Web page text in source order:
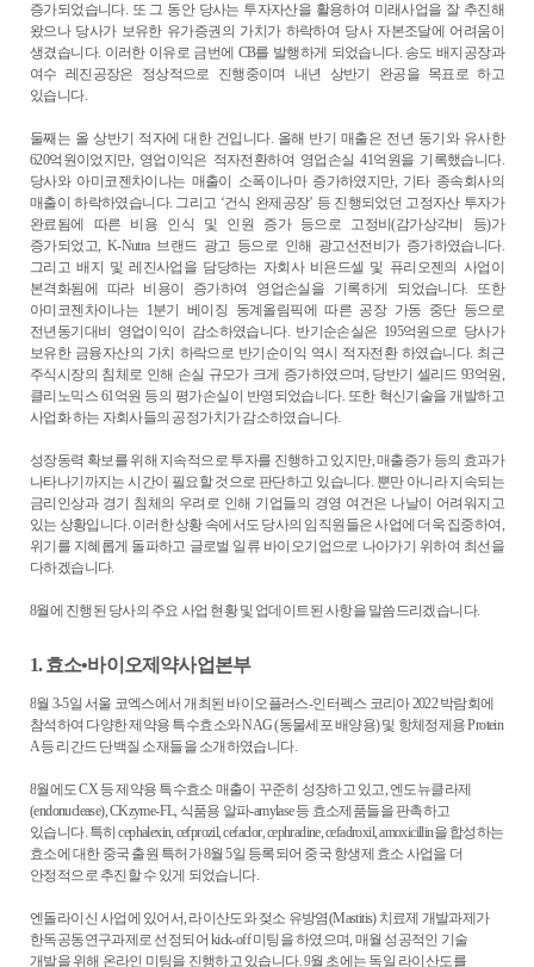
증가되었습니다. 또 그 동안 당사는 투자자산을 활용하여 미래사업을 잘 추진해
왔으나 당사가 보유한 유가증권의 가치가 하락하여 당사 자본조달에 어려움이
생겼습니다. 이러한 이유로 금번에 CB를 발행하게 되었습니다. 송도 배지공장과
여수 레진공장은 정상적으로 진행중이며 내년 상반기 완공을 목표로 하고
있습니다.
둘째는 올 상반기 적자에 대한 건입니다. 올해 반기 매출은 전년 동기와 유사한
620억원이었지만, 영업이익은 적자전환하여 영업손실41억원을 기록했습니다.
당사와 아미코젠차이나는 매출이 소폭이나마 증가하였지만, 기타 종속회사의
매출이 하락하였습니다. 그리고 ‘건식 완제공장’ 등 진행되었던 고정자산 투자가
완료됨에 따른 비용 인식 및 인원 증가 등으로 고정비(감가상각비 등)가
증가되었고, K-Nutra 브랜드 광고 등으로 인해 광고선전비가 증가하였습니다.
그리고 배지 및 레진사업을 담당하는 자회사 비욘드셀 및 퓨리오젠의 사업이
본격화됨에 따라 비용이 증가하여 영업손실을 기록하게 되었습니다. 또한
아미코젠차이나는 1분기 베이징 동계올림픽에 따른 공장 가동 중단 등으로
전년동기대비 영업이익이 감소하였습니다. 반기순손실은 195억원으로 당사가
보유한 금융자산의 가치 하락으로 반기순이익 역시 적자전환 하였습니다. 최근
주식시장의 침체로 인해 손실 규모가 크게 증가하였으며, 당반기 셀리드 93억원,
클리노믹스 61억원 등의 평가손실이 반영되었습니다. 또한 혁신기술을 개발하고
사업화 하는 자회사들의 공정가치가 감소하였습니다.
성장동력 확보를 위해 지속적으로 투자를 진행하고 있지만,매출증가 등의 효과가
나타나기까지는 시간이 필요할 것으로 판단하고 있습니다. 뿐만 아니라 지속되는
금리인상과 경기 침체의 우려로 인해 기업들의 경영 여건은 나날이 어려워지고
있는 상황입니다. 이러한 상황 속에서도 당사의 임직원들은 사업에 더욱 집중하여,
위기를 지혜롭게 돌파하고 글로벌 일류 바이오기업으로 나아가기 위하여 최선을
다하겠습니다.
8월에 진행된 당사의 주요 사업 현황 및 업데이트된 사항을 말씀드리겠습니다.
1. 효소•바이오제약사업본부
8월 3-5일 서울 코엑스에서 개최된 바이오플러스-인터펙스 코리아2022박람회에
참석하여 다양한 제약용 특수효소와NAG (동물세포 배양용)및 항체정제용Protein
A등 리간드 단백질 소재들을 소개하였습니다.
8월에도 CX 등 제약용 특수효소 매출이 꾸준히 성장하고 있고 ,엔도뉴클라제
(endonuclease), CKzyme-FL, 식품용 알파-amylase등 효소제품들을 판촉하고
있습니다. 특히cephalexin, cefprozil, cefaclor, cephradine, cefadroxil, amoxicillin을 합성하는
효소에 대한 중국 출원 특허가8월5일 등록되어 중국 항생제 효소 사업을 더
안정적으로 추진할 수 있게 되었습니다.
엔돌라이신 사업에 있어서 라이산도와 젖소 유방염(Mastitis) 치료제 개발과제가
한독공동연구과제로 선정되어 kick-off미팅을 하였으며 매월 성공적인 기술
개발을 위해 온라인 미팅을 진행하고 있습니다. 9월 초에는 독일 라이산도를